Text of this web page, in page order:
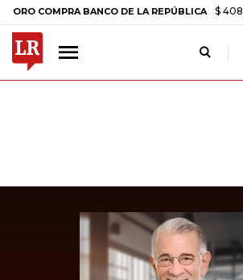
BANCO DE LA REPÚBLICA $ 408.498,97